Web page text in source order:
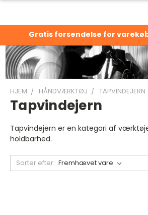
Gratis forsendelse for
HJEM HÅNDVÆRKTØJ TAPVINDEJERN
Tapvindejern
Tapvindejern er en kategori af
holdbarhed.
Sorter efter: